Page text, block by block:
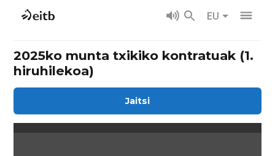
EU
2025ko munta txikiko kontratuak (1.
hiruhilekoa)
Jaitsi